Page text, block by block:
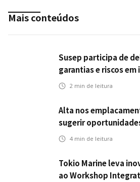
Mais conteúdos
Susep participa de
garantias e riscos
transportes
2 min de leitura
Alta nos
sugerir
automotivo
4 min de leitura
Tokio Marine leva
ao Workshop